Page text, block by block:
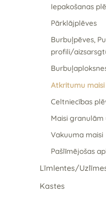
Iepakošanas
Pārklājplēves
Burbuļpēves,
profili/
Atkritumu maisi
Celtniecības
Maisi
Vakuuma maisi
Pašlīmējošas
Līmlentes/
Kastes